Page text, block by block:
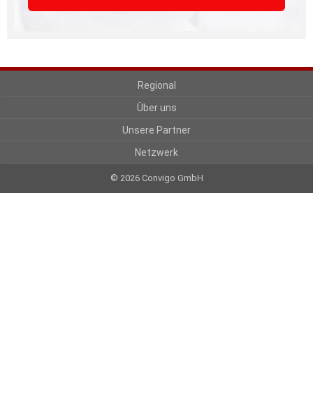
Regional
Über uns
Unsere Partner
Netzwerk
© 2026 Convigo GmbH